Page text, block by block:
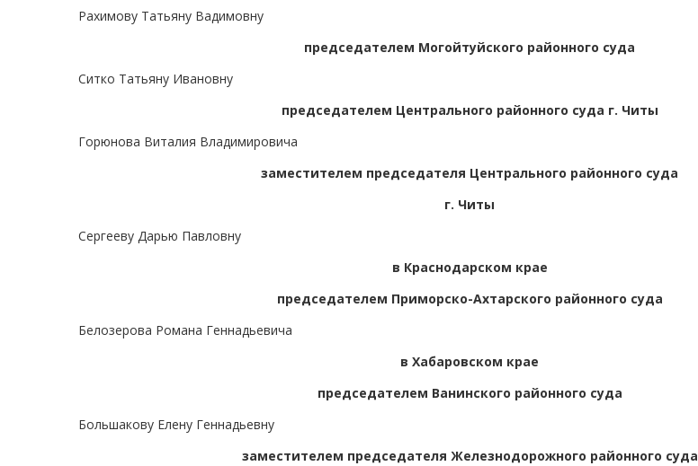
Рахимову Татьяну Вадимовну
председателем Могойтуйского районного суда
Ситко Татьяну Ивановну
председателем Центрального районного суда г. Читы
Горюнова Виталия Владимировича
заместителем председателя Центрального районного суда
г. Читы
Сергееву Дарью Павловну
в Краснодарском крае
председателем Приморско-Ахтарского районного суда
Белозерова Романа Геннадьевича
в Хабаровском крае
председателем Ванинского районного суда
Большакову Елену Геннадьевну
заместителем председателя Железнодорожного районного суда